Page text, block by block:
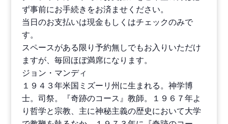
ず事前にお手続きをお済ませください。
当日のお支払いは現金もしくはチェックのみで
す。
スペースがある限り予約無しでもお入りいただけ
ますが、毎回ほぼ満席になります。
ジョン・マンディ
１９４３年米国ミズーリ州に生まれる。神学博
士。司祭。『奇跡のコース』教師。１９６７年よ
り哲学と宗教、主に神秘主義の歴史において大学